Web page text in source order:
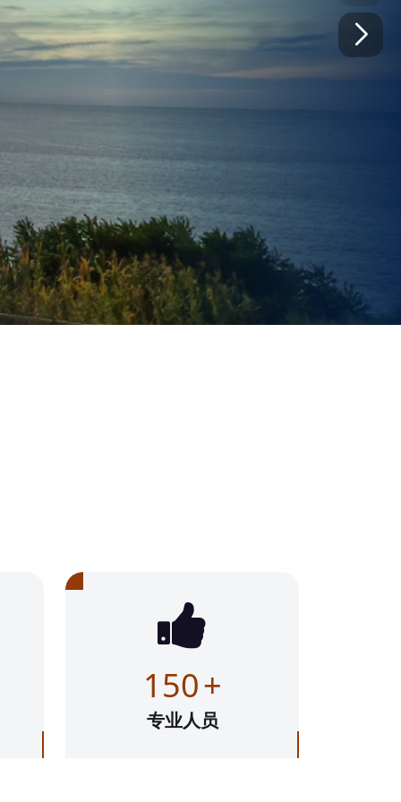
150+
专业人员